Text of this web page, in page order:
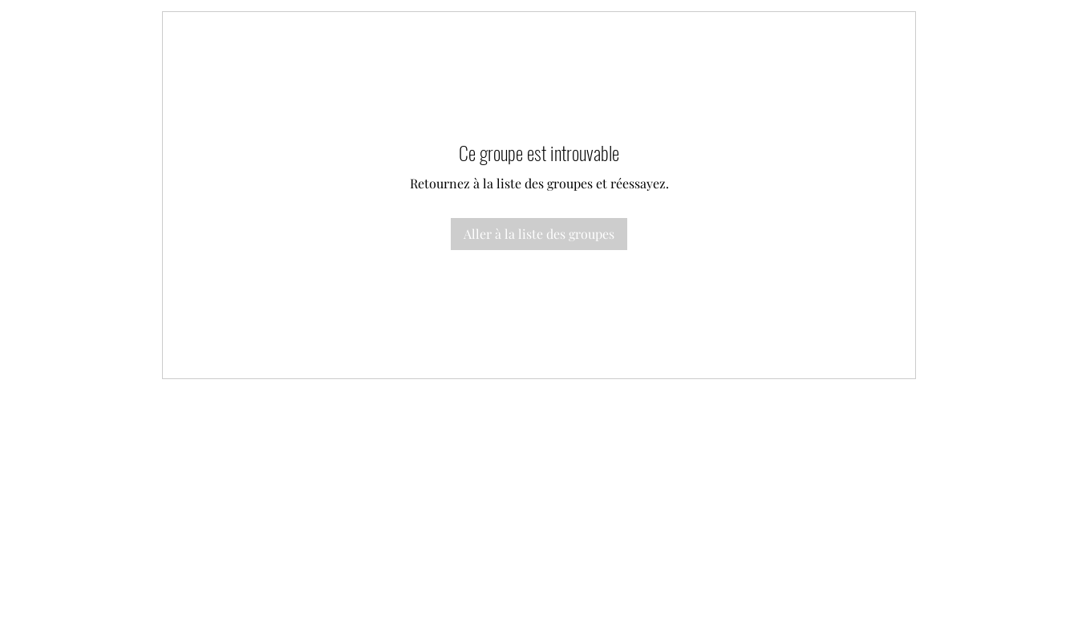
Ce groupe est introuvable
Retournez à la liste des groupes et réessayez.
Aller à la liste des groupes